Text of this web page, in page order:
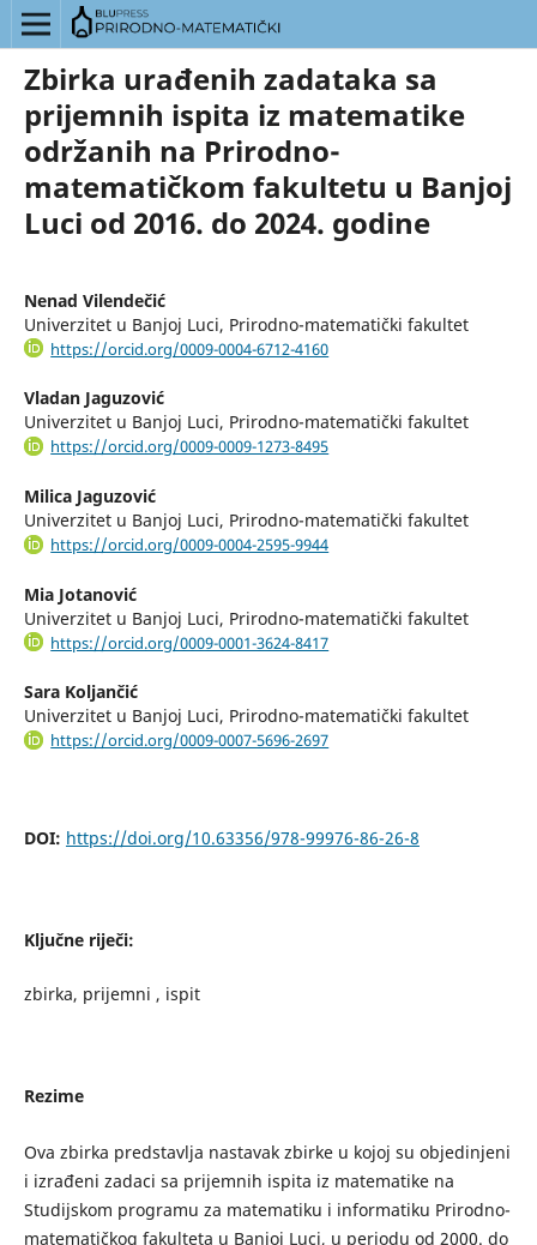
Zbirka urađenih zadataka sa
prijemnih ispita iz matematike
održanih na Prirodno-
matematičkom fakultetu u Banjoj
Luci od 2016. do 2024. godine
Nenad Vilendečić
Univerzitet u Banjoj Luci, Prirodno-matematički fakultet
https://orcid.org/0009-0004-6712-4160
Vladan Jaguzović
Univerzitet u Banjoj Luci, Prirodno-matematički fakultet
https://orcid.org/0009-0009-1273-8495
Milica Jaguzović
Univerzitet u Banjoj Luci, Prirodno-matematički fakultet
https://orcid.org/0009-0004-2595-9944
Mia Jotanović
Univerzitet u Banjoj Luci, Prirodno-matematički fakultet
https://orcid.org/0009-0001-3624-8417
Sara Koljančić
Univerzitet u Banjoj Luci, Prirodno-matematički fakultet
https://orcid.org/0009-0007-5696-2697
DOI: https://doi.org/10.63356/978-99976-86-26-8
Ključne riječi:
zbirka, prijemni , ispit
Rezime
Ova zbirka predstavlja nastavak zbirke u kojoj su objedinjeni
i izrađeni zadaci sa prijemnih ispita iz matematike na
Studijskom programu za matematiku i informatiku Prirodno-
matematičkog fakulteta u Banjoj Luci, u periodu od 2000. do